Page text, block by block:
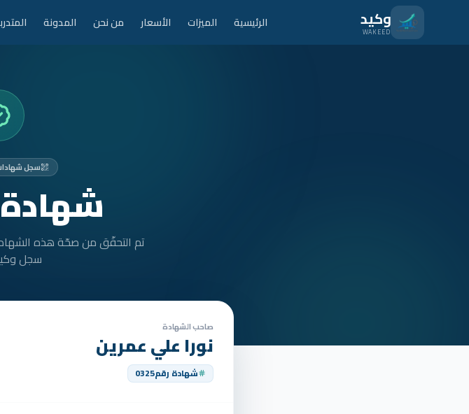
انتقل للمحتوى الرئيسيوكيد
WAKEED الرئيسية الميزات الأسعار من نحن المدونة
سجل
تم التحقّق من صحّة هذه
سجل
صاحب الشهادة
نورا علي عمرين
شهادة رقم0325